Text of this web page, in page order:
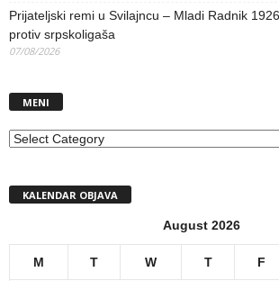
Prijateljski remi u Svilajncu – Mladi Radnik
protiv srpskoligaša
07/08/2026
MENI
MENI
KALENDAR OBJAVA
August 2026
M T W T F